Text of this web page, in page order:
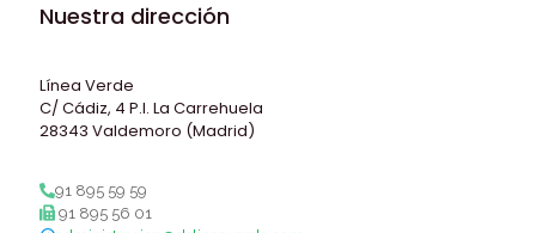
Nuestra dirección
Línea Verde
C/ Cádiz, 4 P.I. La Carrehuela
28343 Valdemoro (Madrid)
91 895 59 59
91 895 56 01